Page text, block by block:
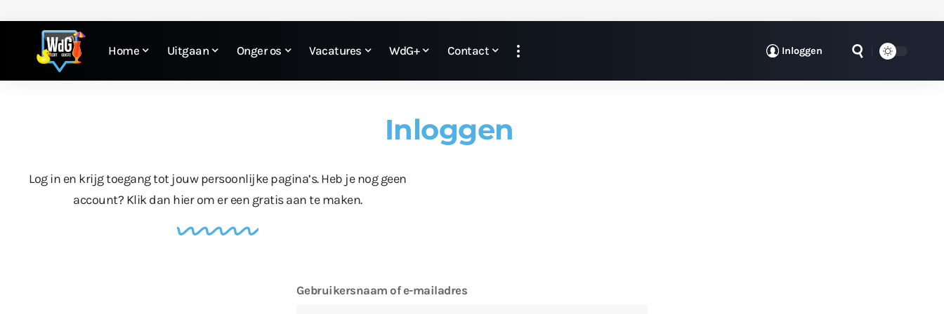
Home Uitgaan Onger os Vacatures WdG+ Contact Inloggen
Inloggen
Log in en krijg toegang tot jouw persoonlijke pagina’s. Heb je nog geen
account? Klik dan hierom er een gratis aan te maken.
Gebruikersnaam of e-mailadres